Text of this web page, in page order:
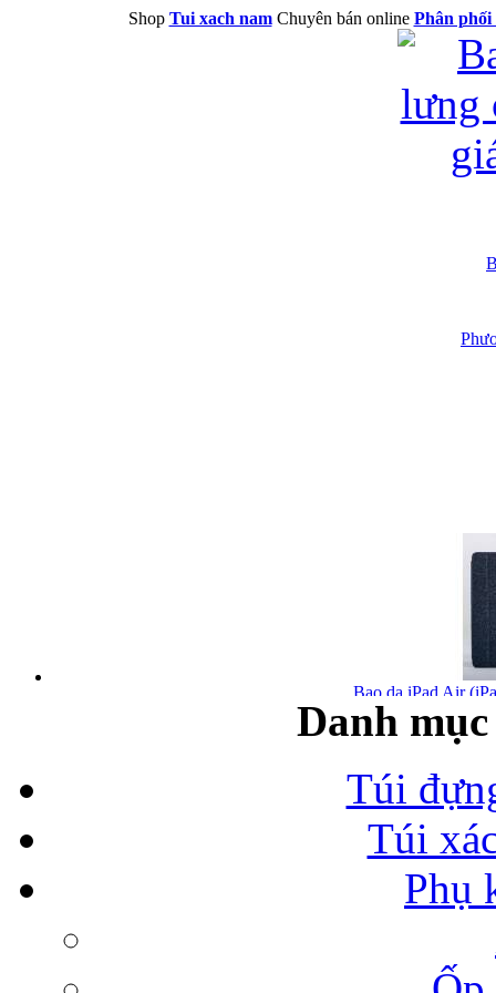
Shop Tui xach namChuyên bán online Phân phối
Bao da iPad Air
Bao da iPad Air
Danh
Túi
Túi
Phụ